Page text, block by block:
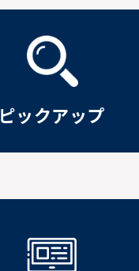
ピックアップ